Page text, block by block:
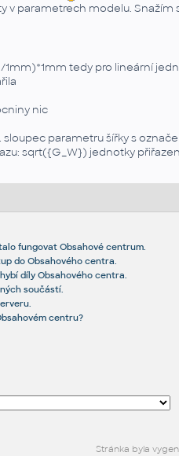
v parametrech modelu.
1mm)*1mm tedy pro lineární
nic
sloupec parametru šířky s
sqrt({G_W}) jednotky
fungovat Obsahové centrum.
do Obsahového centra.
díly Obsahového centra.
součástí.
centru?
Stránka byla